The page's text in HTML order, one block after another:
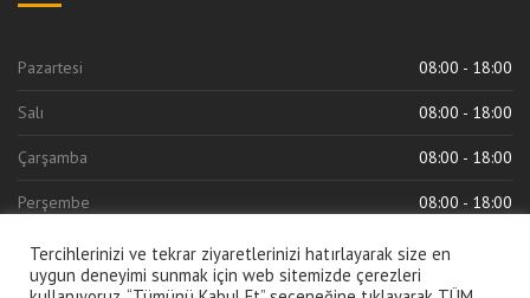
Pazartesi 08:00 - 18:00
Salı 08:00 - 18:00
Çarşamba 08:00 - 18:00
Perşembe 08:00 - 18:00
Cuma 08:00 - 18:00
Tercihlerinizi ve tekrar ziyaretlerinizi hatırlayarak size en
uygun deneyimi sunmak için web sitemizde çerezleri